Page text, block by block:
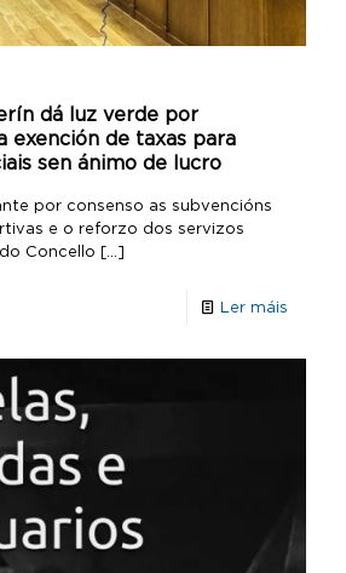
dá luz verde por
exención de taxas para
sen ánimo de lucro
por consenso as subvencións
e o reforzo dos servizos
Concello […]
Ler máis